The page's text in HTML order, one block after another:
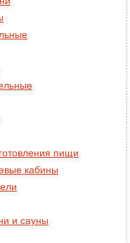
пищи
кабины
и сауны